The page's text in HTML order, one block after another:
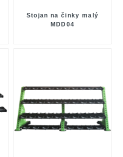
Stojan na činky malý
MDD04